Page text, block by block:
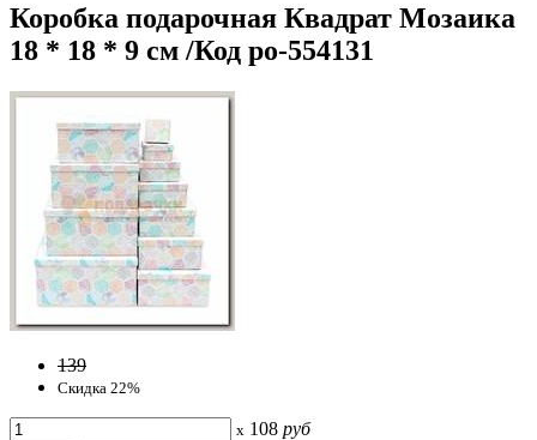
Коробка подарочная Квадрат Мозаика
18 * 18 * 9 см /Код po-554131
139
Скидка 22%
x 108 руб